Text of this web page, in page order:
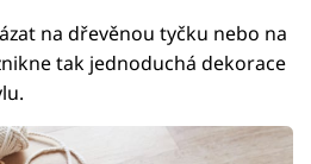
na dřevěnou tyčku nebo na
tak jednoduchá dekorace